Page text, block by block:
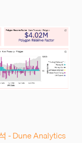
- Dune Analytics